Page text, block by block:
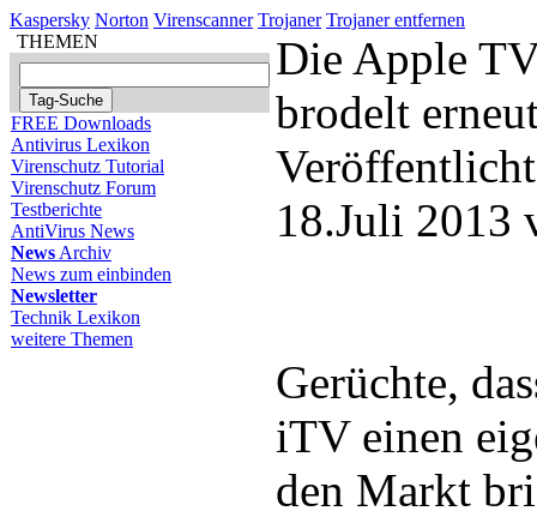
Kaspersky Norton Virenscanner Trojaner Trojaner entfernen
THEMEN
FREE Downloads
Antivirus Lexikon
Virenschutz Tutorial
Virenschutz Forum
Testberichte
AntiVirus News
News Archiv
News zum einbinden
Newsletter
Technik Lexikon
weitere Themen
Die Apple
brodelt
18.Juli 2013
Gerüchte,
iTV einen
den Markt